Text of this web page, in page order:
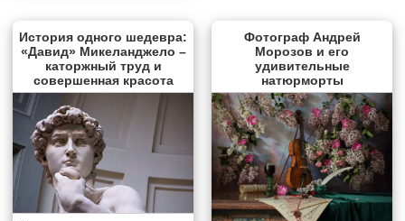
История одного шедевра:
«Давид» Микеланджело –
каторжный труд и
совершенная красота
Фотограф Андрей
Морозов и его
удивительные
натюрморты